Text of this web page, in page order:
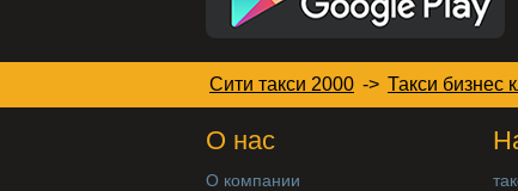
Сити такси 2000 -> Такси бизнес
О нас
О компании